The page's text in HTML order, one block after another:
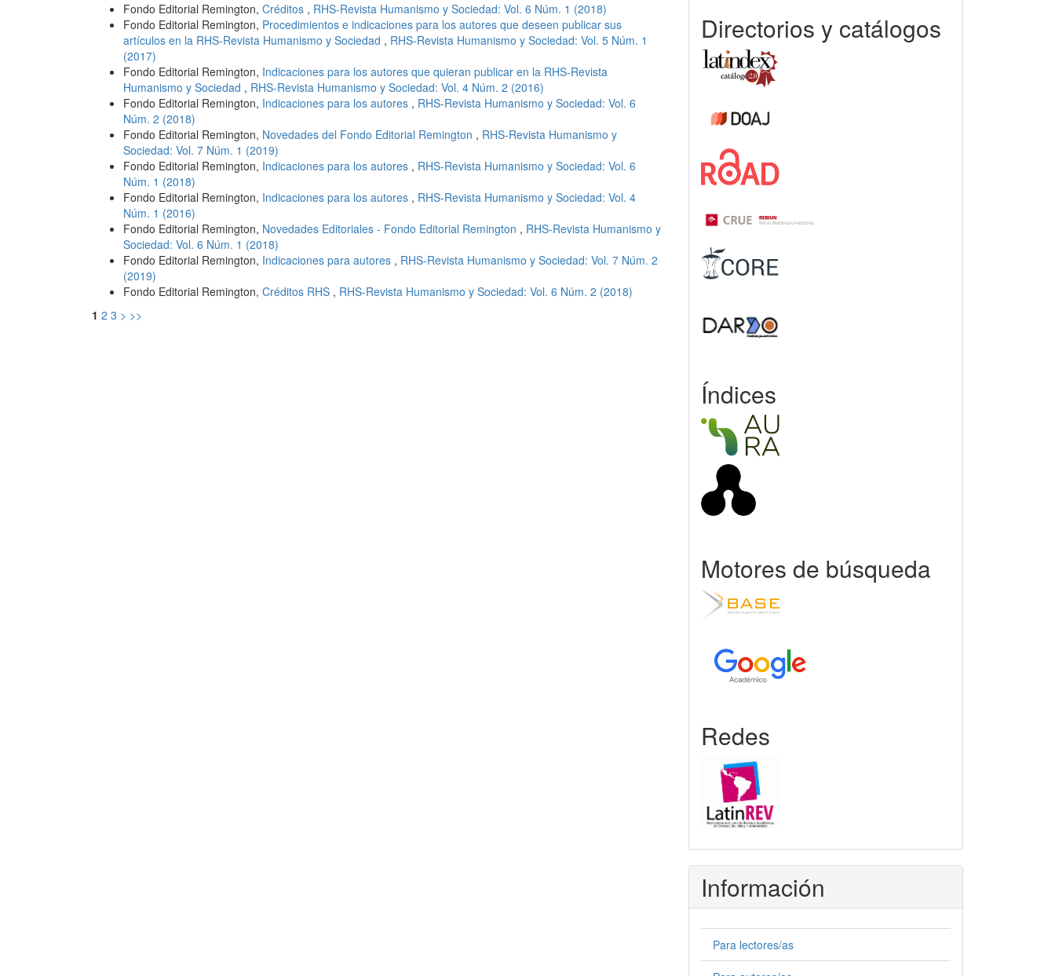
Fondo Editorial Remington, Créditos , RHS-Revista Humanismo y Sociedad: Vol. 6 Núm. 1 (2018)
Fondo Editorial Remington, Procedimientos e indicaciones para los autores que deseen publicar sus
artículos en la RHS-Revista Humanismo y Sociedad , RHS-Revista Humanismo y Sociedad: Vol. 5 Núm. 1
(2017)
Fondo Editorial Remington, Indicaciones para los autores que quieran publicar en la RHS-Revista
Humanismo y Sociedad , RHS-Revista Humanismo y Sociedad: Vol. 4 Núm. 2 (2016)
Fondo Editorial Remington, Indicaciones para los autores , RHS-Revista Humanismo y Sociedad: Vol. 6
Núm. 2 (2018)
Fondo Editorial Remington, Novedades del Fondo Editorial Remington , RHS-Revista Humanismo y
Sociedad: Vol. 7 Núm. 1 (2019)
Fondo Editorial Remington, Indicaciones para los autores , RHS-Revista Humanismo y Sociedad: Vol. 6
Núm. 1 (2018)
Fondo Editorial Remington, Indicaciones para los autores , RHS-Revista Humanismo y Sociedad: Vol. 4
Núm. 1 (2016)
Fondo Editorial Remington, Novedades Editoriales - Fondo Editorial Remington , RHS-Revista Humanismo y
Sociedad: Vol. 6 Núm. 1 (2018)
Fondo Editorial Remington, Indicaciones para autores , RHS-Revista Humanismo y Sociedad: Vol. 7 Núm. 2
(2019)
Fondo Editorial Remington, Créditos RHS , RHS-Revista Humanismo y Sociedad: Vol. 6 Núm. 2 (2018)
1 2 3 > >>
Directorios y catálogos
Índices
Motores de búsqueda
Redes
Información
Para lectores/as